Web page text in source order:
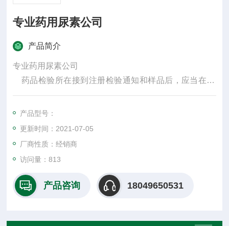
专业药用尿素公司
产品简介
专业药用尿素公司
药品检验所在接到注册检验通知和样品后，应当在30
日内完成检验，出具药品注册检验报告，并报送国家食
品药品监督管理局，同时抄送通知其检验的省级食品药
品监督管理部门和申请人。
产品型号：
更新时间：2021-07-05
厂商性质：经销商
访问量：813
产品咨询 18049650531